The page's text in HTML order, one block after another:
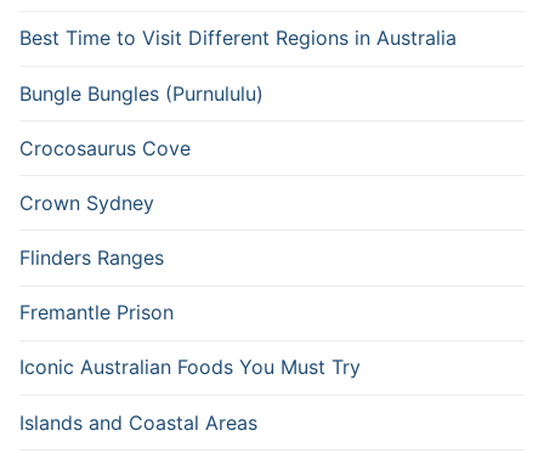
Best Time to Visit Different Regions in Australia
Bungle Bungles (Purnululu)
Crocosaurus Cove
Crown Sydney
Flinders Ranges
Fremantle Prison
Iconic Australian Foods You Must Try
Islands and Coastal Areas